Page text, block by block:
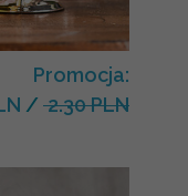
Promocja:
/ 2.30 PLN